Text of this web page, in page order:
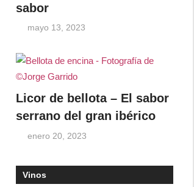
sabor
mayo 13, 2023
Licor de bellota – El sabor
serrano del gran ibérico
enero 20, 2023
Vinos